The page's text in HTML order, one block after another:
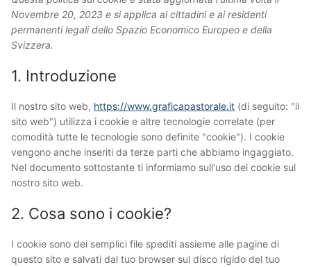
Novembre 20, 2023 e si applica ai cittadini e ai residenti
permanenti legali dello Spazio Economico Europeo e della
Svizzera.
1. Introduzione
Il nostro sito web, https://www.graficapastorale.it (di seguito: "il
sito web") utilizza i cookie e altre tecnologie correlate (per
comodità tutte le tecnologie sono definite "cookie"). I cookie
vengono anche inseriti da terze parti che abbiamo ingaggiato.
Nel documento sottostante ti informiamo sull'uso dei cookie sul
nostro sito web.
2. Cosa sono i cookie?
I cookie sono dei semplici file spediti assieme alle pagine di
questo sito e salvati dal tuo browser sul disco rigido del tuo